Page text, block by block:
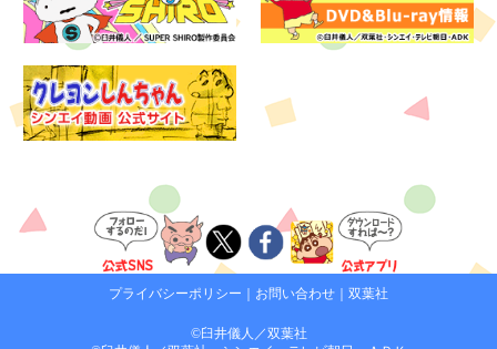
プライバシーポリシー お問い合わせ 双葉社
©臼井儀人／双葉社